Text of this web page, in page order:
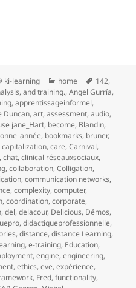
ki-learning Catégories
home
Mots-
clés
142,
,and training.,Angel Gurría,
,apprentissageinformel,
Duncan,art,assessment,audio,
jane_Hart, become, Blandin,
, bookmarks, bruner,
capitalization,care,Carnival,
,chat,clinical réseauxsociaux,
,collaboration,Colligation,
,communication networks,
,complexity,computer,
,coordination,corporate,
,del,delacour, Delicious, Démos,
,didactiqueprofessionnelle,
,distance,distance Learning,
,e-training, Education,
,engine,engineering,
,ethics,eve,expérience,
, Fred,functionality,